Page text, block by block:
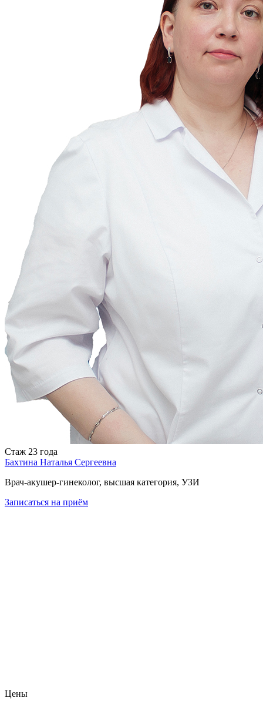
Стаж 23 года
Бахтина Наталья Сергеевна
Врач-акушер-гинеколог, высшая категория, УЗИ
Записаться на приём
Цены